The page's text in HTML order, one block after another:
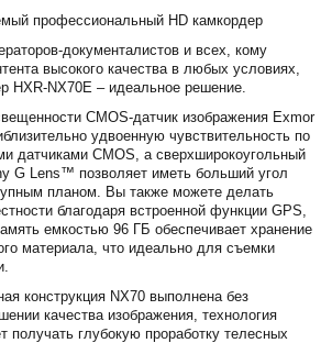
профессиональный HD камкордер
документалистов и всех, кому
высокого качества в любых условиях,
HXR-NX70E – идеальное решение.
CMOS-датчик изображения Exmor
удвоенную чувствительность по
датчиками CMOS, а сверхширокоугольный
G Lens™ позволяет иметь больший угол
планом. Вы также можете делать
благодаря встроенной функции GPS,
емкостью 96 ГБ обеспечивает хранение
материала, что идеально для съемки
конструкция NX70 выполнена без
качества изображения, технология
получать глубокую проработку телесных